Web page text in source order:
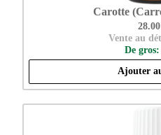
Carotte
Vente au
De gros:
Ajouter